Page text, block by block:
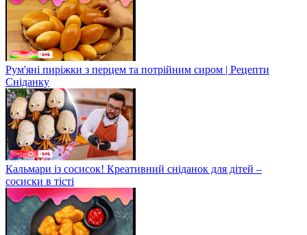
Рум'яні пиріжки з перцем та потрійним сиром | Рецепти
Сніданку
Кальмари із сосисок! Креативний сніданок для дітей –
сосиски в тісті